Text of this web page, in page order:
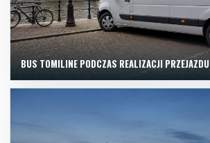
BUS TOMILINE PODCZAS REALIZACJI PRZEJAZDU